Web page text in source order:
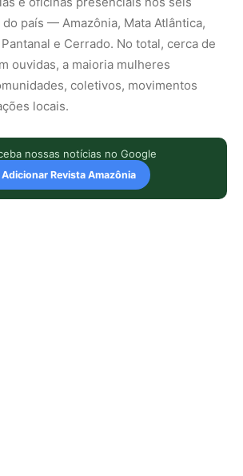
país — Amazônia, Mata Atlântica,
e Cerrado. No total, cerca de
ouvidas, a maioria mulheres
coletivos, movimentos
locais.
nossas notícias no Google
Adicionar Revista Amazônia